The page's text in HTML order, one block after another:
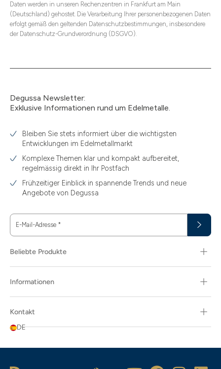
Daten werden in unseren Rechenzentren in Frankfurt am Main
(Deutschland) gehostet. Die Verarbeitung Ihrer personenbezogenen Daten
erfolgt gemäß den geltenden Datenschutzbestimmungen, insbesondere
der Datenschutz-Grundverordnung (DSGVO).
Degussa Newsletter:
Exklusive Informationen rund um Edelmetalle.
Bleiben Sie stets informiert über die wichtigsten
Entwicklungen im Edelmetallmarkt
Komplexe Themen klar und kompakt aufbereitet,
regelmässig direkt in Ihr Postfach
Frühzeitiger Einblick in spannende Trends und neue
Angebote von Degussa
E-Mail-Adresse *
Beliebte Produkte
Informationen
Kontakt
DE